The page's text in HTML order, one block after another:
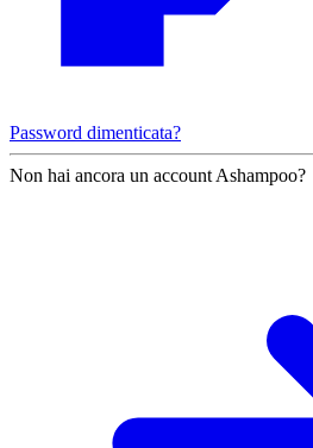
Password dimenticata?
Non hai ancora un account Ashampoo?